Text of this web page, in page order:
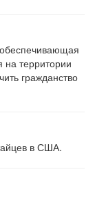
на территории
гражданство
в США.